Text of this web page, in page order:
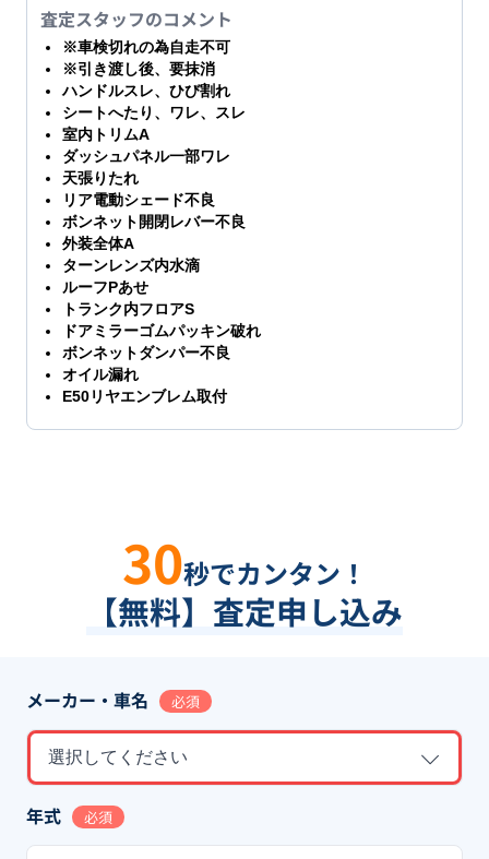
査定スタッフのコメント
※車検切れの為自走不可
※引き渡し後、要抹消
ハンドルスレ、ひび割れ
シートへたり、ワレ、スレ
室内トリムA
ダッシュパネル一部ワレ
天張りたれ
リア電動シェード不良
ボンネット開閉レバー不良
外装全体A
ターンレンズ内水滴
ルーフPあせ
トランク内フロアS
ドアミラーゴムパッキン破れ
ボンネットダンパー不良
オイル漏れ
E50リヤエンブレム取付
30秒でカンタン！
【無料】査定申し込み
メーカー・車名 必須
選択してください
年式 必須